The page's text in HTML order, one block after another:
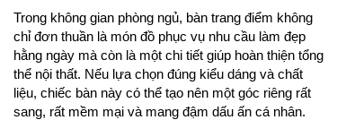
Trong không gian phòng ngủ, bàn trang điểm không
chỉ đơn thuần là món đồ phục vụ nhu cầu làm đẹp
hằng ngày mà còn là một chi tiết giúp hoàn thiện tổng
thể nội thất. Nếu lựa chọn đúng kiểu dáng và chất
liệu, chiếc bàn này có thể tạo nên một góc riêng rất
sang, rất mềm mại và mang đậm dấu ấn cá nhân.